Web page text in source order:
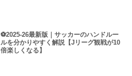
⚽2025-26最新版｜サッカーのハンドルー
ルを分かりやすく解説【Jリーグ観戦が10
倍楽しくなる】